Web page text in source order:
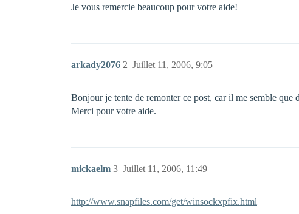
Je vous remercie beaucoup pour votre aide!
arkady2076 Juillet 11, 2006, 9:05
2
Bonjour je tente de remonter ce post, car il me semble que
Merci pour votre aide.
mickaelm Juillet 11, 2006, 11:49
3
http://www.snapfiles.com/get/winsockxpfix.html